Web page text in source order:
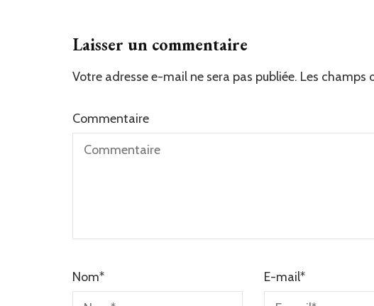
Laisser un commentaire
Votre adresse e-mail ne sera pas publiée. Les champs
Commentaire
Nom* E-mail*